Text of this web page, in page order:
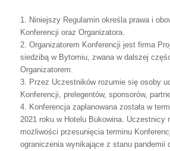
1. Niniejszy Regulamin określa prawa i
Konferencji oraz Organizatora.
2. Organizatorem Konferencji jest firma
siedzibą w Bytomiu, zwana w dalszej
Organizatorem.
3. Przez Uczestników rozumie się osoby
Konferencji,
prelegentów, sponsorów,
4. Konferencja zaplanowana została w
2021 roku w Hotelu Bukowina. Uczestnicy
możliwości przesunięcia terminu
ograniczenia wynikające z stanu pandemii